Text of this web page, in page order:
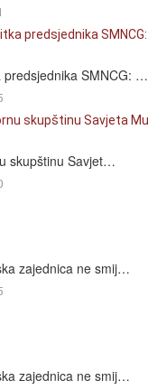
predsjednika SMNCG: …
skupštinu Savjet…
zajednica ne smij…
zajednica ne smij…